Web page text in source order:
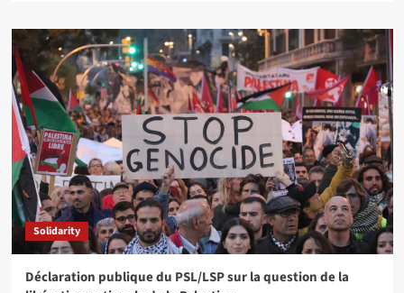
Solidarity
Déclaration publique du PSL/LSP sur la question de la